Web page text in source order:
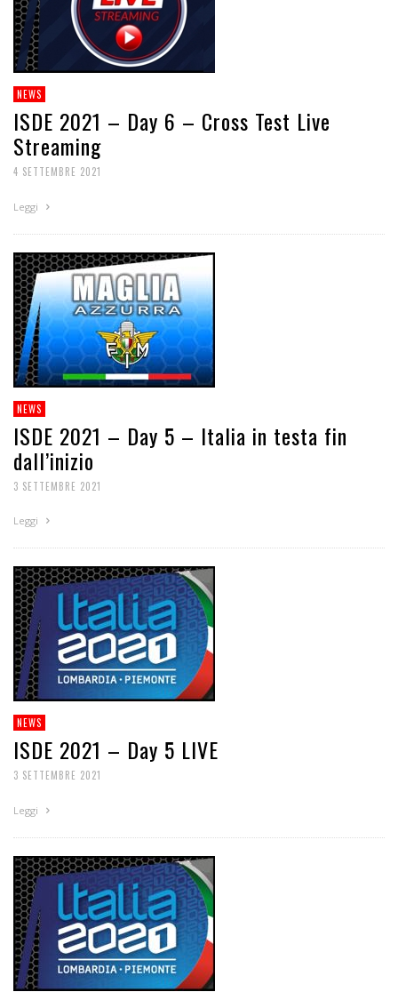
NEWS
ISDE 2021 – Day 6 – Cross Test Live
Streaming
4 SETTEMBRE 2021
Leggi
NEWS
ISDE 2021 – Day 5 – Italia in testa fin
dall’inizio
3 SETTEMBRE 2021
Leggi
NEWS
ISDE 2021 – Day 5 LIVE
3 SETTEMBRE 2021
Leggi